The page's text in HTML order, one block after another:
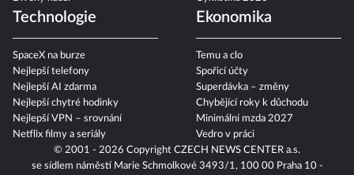
© 2001 - 2026 Copyright CZECH NEWS CENTER a.s.
se sídlem náměstí Marie Schmolkové 3493/1, 100 00 Praha 10 -
Technologie
SpaceX na burze
Nejlepší telefony
Nejlepší AI zdarma
Nejlepší chytré hodinky
Nejlepší VPN – srovnání
Netflix filmy a seriály
Ekonomika
Temu a clo
Spořicí účty
Superdávka – změny
Chybějící roky k důchodu
Minimální mzda 2027
Vedro v práci